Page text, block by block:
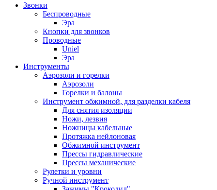
Звонки
Беспроводные
Эра
Кнопки для звонков
Проводные
Uniel
Эра
Инструменты
Аэрозоли и горелки
Аэрозоли
Горелки и балоны
Инструмент обжимной, для разделки кабеля
Для снятия изоляции
Ножи, лезвия
Ножницы кабельные
Протяжка нейлоновая
Обжимной инструмент
Прессы гидравлические
Прессы механические
Рулетки и уровни
Ручной инструмент